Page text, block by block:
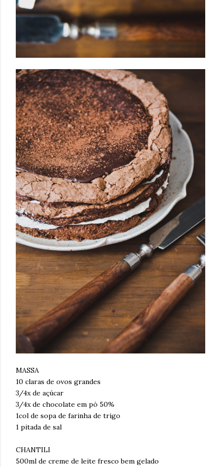
MASSA
10 claras de ovos grandes
3/4x de açúcar
3/4x de chocolate em pó 50%
1col de sopa de farinha de trigo
1 pitada de sal
CHANTILI
500ml de creme de leite fresco bem gelado